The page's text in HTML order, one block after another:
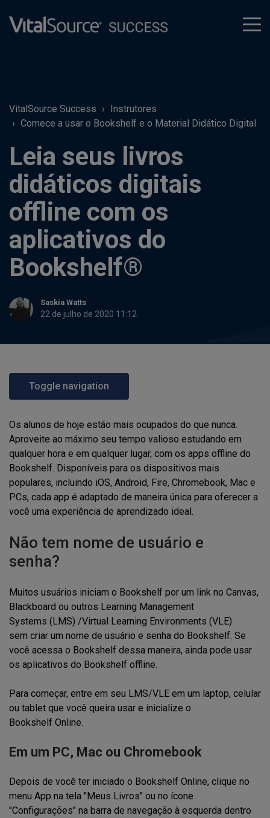
VitalSource Success
Instrutores
Comece a usar o Bookshelf e o Material Didático Digital
Leia seus livros
didáticos digitais
offline com os
aplicativos do
Bookshelf®
Saskia Watts
22 de julho de 2020 11:12
Toggle navigation
Os alunos de hoje estão mais ocupados do que nunca.
Aproveite ao máximo seu tempo valioso estudando em
qualquer hora e em qualquer lugar, com os apps offline do
Bookshelf. Disponíveis para os dispositivos mais
populares, incluindo iOS, Android, Fire, Chromebook, Mac e
PCs, cada app é adaptado de maneira única para oferecer a
você uma experiência de aprendizado ideal.
Não tem nome de usuário e
senha?
Muitos usuários iniciam o Bookshelf por um link no Canvas,
Blackboard ou outros Learning Management
Systems (LMS) /Virtual Learning Environments (VLE)
sem criar um nome de usuário e senha do Bookshelf. Se
você acessa o Bookshelf dessa maneira, ainda pode usar
os aplicativos do Bookshelf offline.
Para começar, entre em seu LMS/VLE em um laptop, celular
ou tablet que você queira usar e inicialize o
Bookshelf Online.
Em um PC, Mac ou Chromebook
Depois de você ter iniciado o Bookshelf Online, clique no
menu App na tela "Meus Livros" ou no ícone
"Configurações" na barra de navegação à esquerda dentro